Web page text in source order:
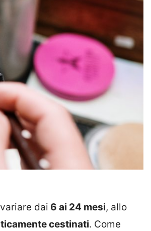
dai 6 ai 24 mesi, allo
cestinati. Come